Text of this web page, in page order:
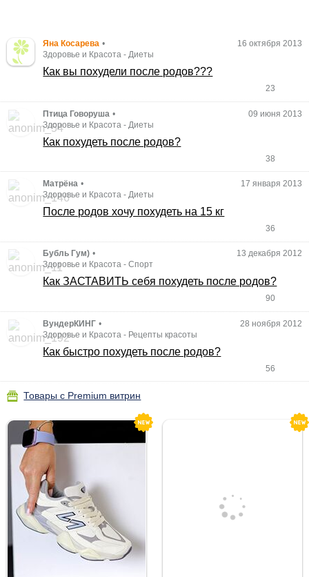
Яна Косарева •
16 октября 2013
Здоровье и Красота-Диеты
Как вы похудели после родов???
23
Птица Говоруша •
09 июня 2013
Здоровье и Красота- Диеты
Как похудеть после родов?
38
Матрёна •
17 января 2013
Здоровье и Красота-Диеты
После родов хочу похудеть на 15 кг
36
Бубль Гум) •
13 декабря 2012
Здоровье и Красота-Спорт
Как ЗАСТАВИТЬ себя похудеть после родов?
90
ВундерКИНГ •
28 ноября 2012
Здоровье и Красота- Рецепты красоты
Как быстро похудеть после родов?
56
Товары с Premium витрин